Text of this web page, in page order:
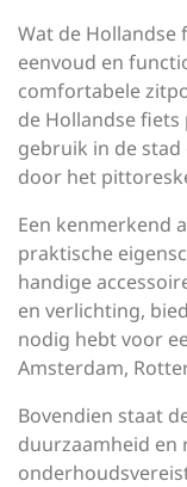
Wat de Hollandse
eenvoud en
comfortabele
de Hollandse
gebruik in de
door het
Een kenmerkend
praktische
handige
en verlichting,
nodig hebt voor
Amsterdam,
Bovendien staat
duurzaamheid